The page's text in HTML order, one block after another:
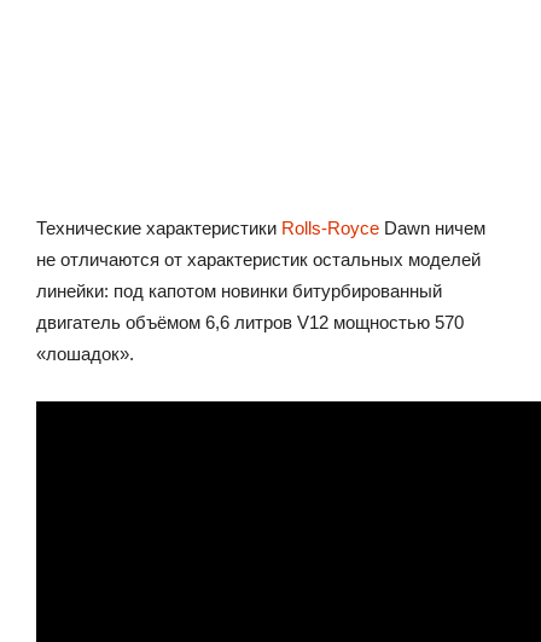
Технические характеристики Rolls-Royce Dawn ничем
не отличаются от характеристик остальных моделей
линейки: под капотом новинки битурбированный
двигатель объёмом 6,6 литров V12 мощностью 570
«лошадок».